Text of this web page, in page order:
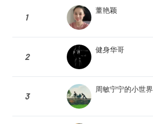
1
董艳颖
2
健身华哥
3
周敏宁宁的小世界